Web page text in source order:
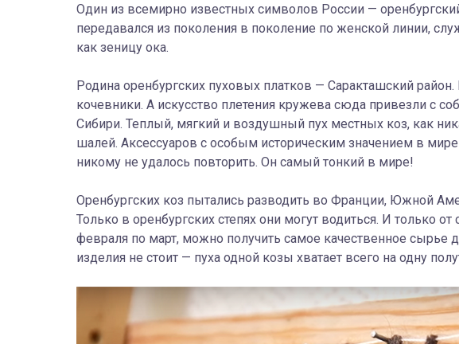
Один из всемирно известных символов России —
передавался из поколения в поколение по женской линии,
как зеницу ока.
Родина оренбургских пуховых платков — Саракташский
кочевники. А искусство плетения кружева сюда привезли с
Сибири. Теплый, мягкий и воздушный пух местных коз, как
шалей. Аксессуаров с особым историческим значением в
никому не удалось повторить. Он самый тонкий в мире!
Оренбургских коз пытались разводить во Франции, Южной
Только в оренбургских степях они могут водиться. И только
февраля по март, можно получить самое качественное сырье
изделия не стоит — пуха одной козы хватает всего на одну